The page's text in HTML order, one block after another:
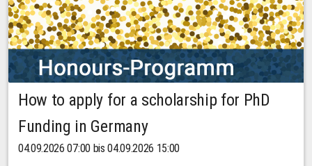
How to apply for a scholarship for PhD
Funding in Germany
04.09.2026 07:00 bis 04.09.2026 15:00